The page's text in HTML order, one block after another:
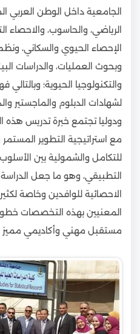
الجامعية داخل الوطن العربي
الرياضي، والحاسوب، والاحصاء
الإحصاء الحيوي والسكاني،
وبحوث العمليات، والدراسات
والتكنولوجيا الحيوية؛
لشهادات الدبلوم والماجستير
ودوليا تجتمع خبرة تدريس هذه
مع استراتيجية التطوير
للتكامل والشمولية بين
التطبيقي، وهو ما جعل
الاحصائية للوافدين وخاصة
المعنيين بهذه التخصصات
مستقبل مهني وأكاديمي مميز